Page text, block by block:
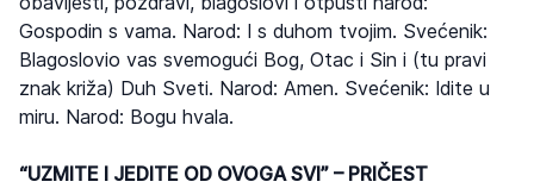
Gospodin s vama. Narod: I s duhom tvojim. Svećenik:
Blagoslovio vas svemogući Bog, Otac i Sin i (tu pravi
znak križa) Duh Sveti. Narod: Amen. Svećenik: Idite u
miru. Narod: Bogu hvala.
“UZMITE I JEDITE OD OVOGA SVI” – PRIČEST